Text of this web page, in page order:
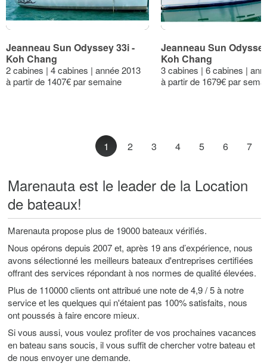
Jeanneau Sun Odyssey 33i -
Koh Chang
2 cabines | 4 cabines | année 2013
à partir de 1407€ par semaine
Jeanneau Sun
Koh Chang
3 cabines | 6 cabines |
à partir de 1679€ par
1 2 3 4 5 6 7
Marenauta est le leader de la Location
de bateaux!
Marenauta propose plus de 19000 bateaux vérifiés.
Nous opérons depuis 2007 et, après 19 ans d’expérience, nous
avons sélectionné les meilleurs bateaux d'entreprises certifiées
offrant des services répondant à nos normes de qualité élevées.
Plus de 110000 clients ont attribué une note de 4,9 / 5 à notre
service et les quelques qui n'étaient pas 100% satisfaits, nous
ont poussés à faire encore mieux.
Si vous aussi, vous voulez profiter de vos prochaines vacances
en bateau sans soucis, il vous suffit de chercher votre bateau et
de nous envoyer une demande.